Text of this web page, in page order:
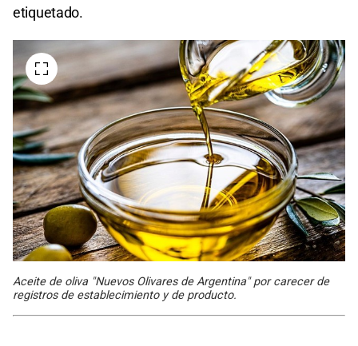
etiquetado.
Aceite de oliva "Nuevos Olivares de Argentina" por carecer de
registros de establecimiento y de producto.